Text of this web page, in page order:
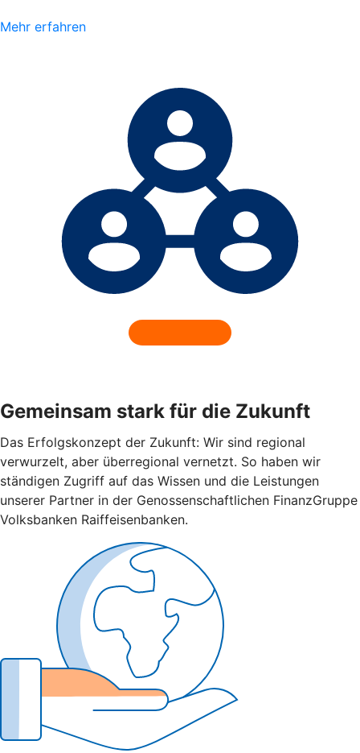
Mehr erfahren
Gemeinsam stark für die Zukunft
Das Erfolgskonzept der Zukunft: Wir sind regional
verwurzelt, aber überregional vernetzt. So haben wir
ständigen Zugriff auf das Wissen und die Leistungen
unserer Partner in der Genossenschaftlichen FinanzGruppe
Volksbanken Raiffeisenbanken.